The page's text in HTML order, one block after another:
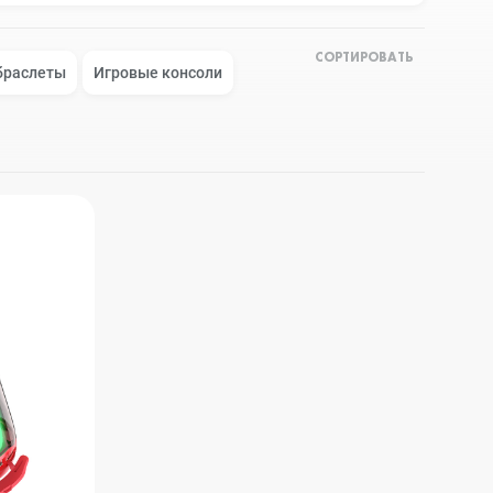
Apple Watch Series 9 Техника Apple
Игровые консоли
СОРТИРОВАТЬ